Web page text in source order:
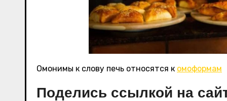
Омонимы к слову печь относятся к омоформам
Поделись ссылкой на